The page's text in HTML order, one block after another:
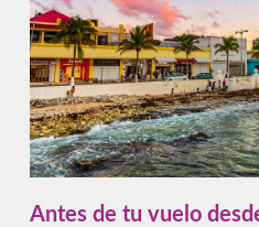
Antes de tu vuelo